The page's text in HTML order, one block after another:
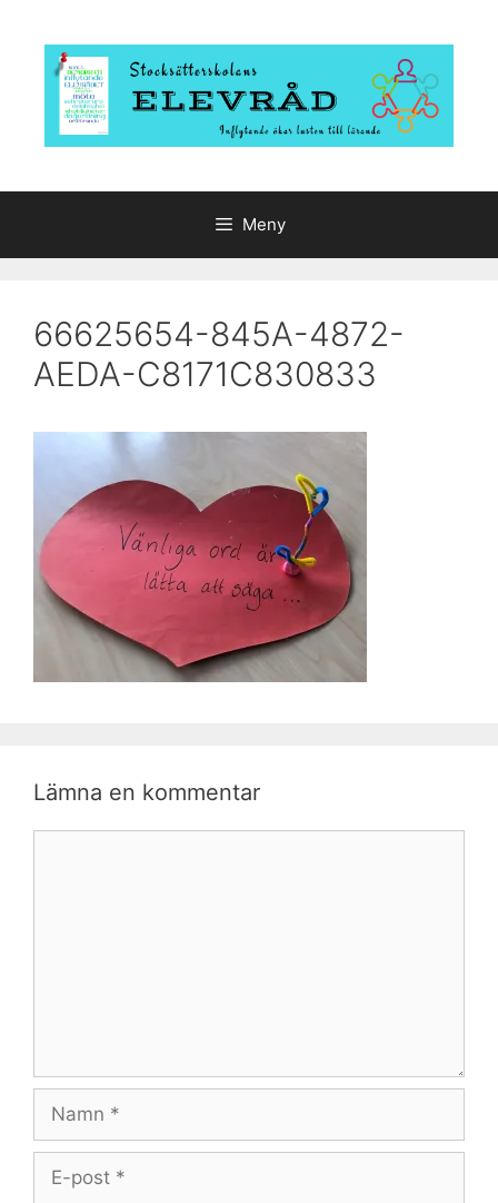
innehåll
Meny
66625654-845A-4872-
AEDA-C8171C830833
Lämna en kommentar
Namn